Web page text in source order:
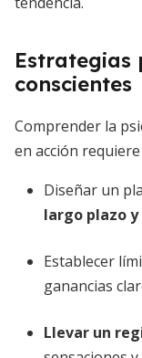
Estrategias
conscientes
Comprender la
en acción
Diseñar un
largo plazo
Establecer
ganancias
Llevar un